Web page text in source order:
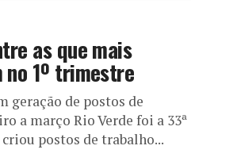
as que mais
1º trimestre
geração de postos de
a março Rio Verde foi a 33ª
postos de trabalho...